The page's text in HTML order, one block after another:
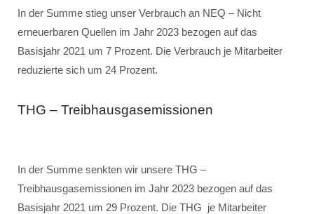
In der Summe stieg unser Verbrauch an NEQ – Nicht
erneuerbaren Quellen im Jahr 2023 bezogen auf das
Basisjahr 2021 um 7 Prozent. Die Verbrauch je Mitarbeiter
reduzierte sich um 24 Prozent.
THG – Treibhausgasemissionen
In der Summe senkten wir unsere THG –
Treibhausgasemissionen im Jahr 2023 bezogen auf das
Basisjahr 2021 um 29 Prozent. Die THG je Mitarbeiter